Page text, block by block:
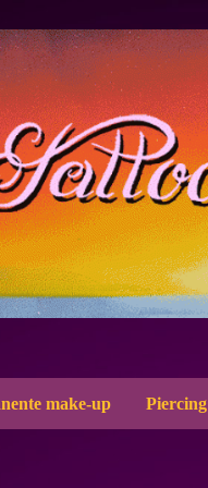
make-up Piercing